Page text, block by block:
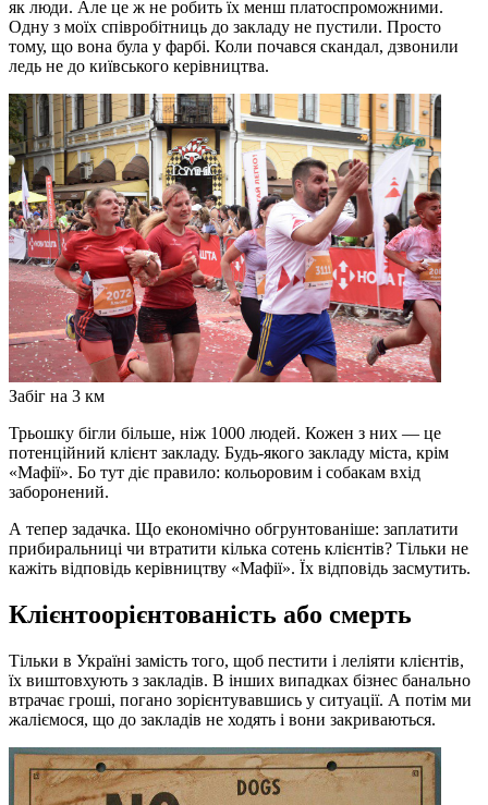
як люди. Але це ж не робить їх менш платоспроможними.
Одну з моїх співробітниць до закладу не пустили. Просто
тому, що вона була у фарбі. Коли почався скандал, дзвонили
ледь не до київського керівництва.
Забіг на 3 км
Трьошку бігли більше, ніж 1000 людей. Кожен з них — це
потенційний клієнт закладу. Будь-якого закладу міста, крім
«Мафії». Бо тут діє правило: кольоровим і собакам вхід
заборонений.
А тепер задачка. Що економічно обгрунтованіше: заплатити
прибиральниці чи втратити кілька сотень клієнтів? Тільки не
кажіть відповідь керівництву «Мафії». Їх відповідь засмутить.
Клієнтоорієнтованість або смерть
Тільки в Україні замість того, щоб пестити і леліяти клієнтів,
їх виштовхують з закладів. В інших випадках бізнес банально
втрачає гроші, погано зорієнтувавшись у ситуації. А потім ми
жаліємося, що до закладів не ходять і вони закриваються.